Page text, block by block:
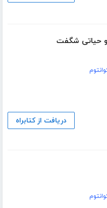
و حیاتی شگفت
دریافت از کتابراه